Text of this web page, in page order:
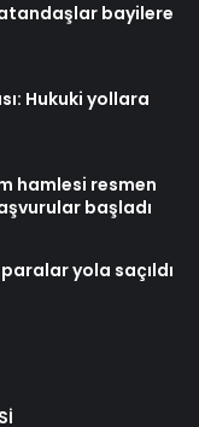
bayilere
Hukuki yollara
hamlesi resmen
başladı
yola saçıldı